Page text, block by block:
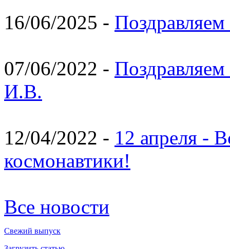
16/06/2025 -
07/06/2022 -
И.В.
12/04/2022 - 12 апреля -
космонавтики!
Все новости
Свежий выпуск